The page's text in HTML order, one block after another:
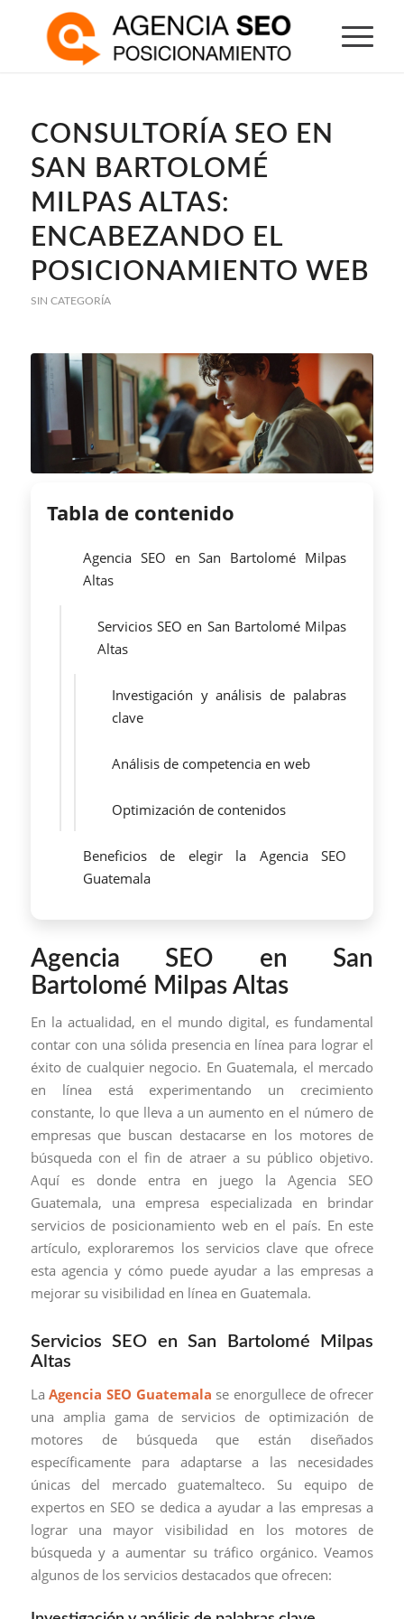
CONSULTORÍA SEO EN
SAN BARTOLOMÉ
MILPAS ALTAS:
ENCABEZANDO EL
POSICIONAMIENTO WEB
SIN CATEGORÍA
Tabla de contenido
Agencia SEO en San Bartolomé Milpas
Altas
Servicios SEO en San Bartolomé Milpas
Altas
Investigación y análisis de palabras
clave
Análisis de competencia en web
Optimización de contenidos
Beneficios de elegir la Agencia SEO
Guatemala
Agencia SEO en San
Bartolomé Milpas Altas
En la actualidad, en el mundo digital, es fundamental
contar con una sólida presencia en línea para lograr el
éxito de cualquier negocio. En Guatemala, el mercado
en línea está experimentando un crecimiento
constante, lo que lleva a un aumento en el número de
empresas que buscan destacarse en los motores de
búsqueda con el fin de atraer a su público objetivo.
Aquí es donde entra en juego la Agencia SEO
Guatemala, una empresa especializada en brindar
servicios de posicionamiento web en el país. En este
artículo, exploraremos los servicios clave que ofrece
esta agencia y cómo puede ayudar a las empresas a
mejorar su visibilidad en línea en Guatemala.
Servicios SEO en San Bartolomé Milpas
Altas
LaAgencia SEO Guatemala se enorgullece de ofrecer
una amplia gama de servicios de optimización de
motores de búsqueda que están diseñados
específicamente para adaptarse a las necesidades
únicas del mercado guatemalteco. Su equipo de
expertos en SEO se dedica a ayudar a las empresas a
lograr una mayor visibilidad en los motores de
búsqueda y a aumentar su tráfico orgánico. Veamos
algunos de los servicios destacados que ofrecen: